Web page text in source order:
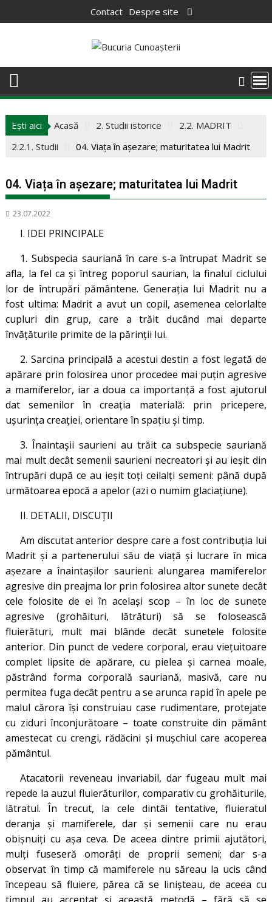
to
Contact Despre site
Ești aici Acasă 2. Studii istorice
2.2. MADRIT
2.2.1. Studii
04. Viața în așezare; maturitatea lui Madrit
04. Viața în așezare; maturitatea lui Madrit
23.07.2022
I. IDEI PRINCIPALE
1. Subspecia sauriană în care s-a întrupat Madrit se
afla, la fel ca și întreg poporul saurian, la finalul ciclului
lor de întrupări pământene. Generația lui Madrit nu a
fost ultima: Madrit a avut un copil, asemenea celorlalte
cupluri din grup, care a trăit ducând mai departe
învățăturile primite de la părinții lui.
2. Sarcina principală a acestui destin a fost legată de
apărare prin folosirea unor procedee mai puțin agresive
a mamiferelor, iar a doua ca importanță a fost ajutorul
dat semenilor în creația materială: prin pricepere,
ușurința creației, orientare în spațiu și timp.
3. Înaintașii saurieni au trăit ca subspecie sauriană
mai mult decât semenii saurieni necreatori și au ieșit din
întrupări după ce au ieșit toți ceilalți semeni: până după
următoarea epocă a apelor (azi o numim glaciațiune).
II. DETALII, DISCUȚII
Am discutat anterior despre care a fost contribuția lui
Madrit și a partenerului său de viață și lucrare în mica
așezare a înaintașilor saurieni: alungarea mamiferelor
agresive din preajma lor prin folosirea altor sunete decât
cele folosite de ei în același scop – în loc de sunete
agresive (grohăituri, lătrături) să se folosească
fluierături, mult mai blânde decât sunetele folosite
anterior. Din punct de vedere corporal, erau viețuitoare
complet lipsite de apărare, cu pielea și carnea moale,
păstrând forma corporală sauriană, masivă, care nu
permitea fuga decât pentru a se arunca rapid în apele pe
malul cărora își construiau case rudimentare, protejate
cu ziduri înconjurătoare – toate construite din pământ
amestecat cu crengi, rădăcini și mușchiul care acoperea
pământul.
Atacatorii reveneau invariabil, dar fugeau mult mai
repede la auzul fluierăturilor, comparativ cu grohăiturile,
lătratul. În trecut, la cele dintâi tentative, fluieratul
deranja și mamiferele, dar și semenii care nu erau
obișnuiți cu așa ceva. De aceea dintre primii ajutători,
mulți fuseseră omorâți de proprii semeni; dar s-a
observat în timp că mamiferele nu săreau la ucis când
începeau să fluiere, părea că se linișteau, de aceea cu